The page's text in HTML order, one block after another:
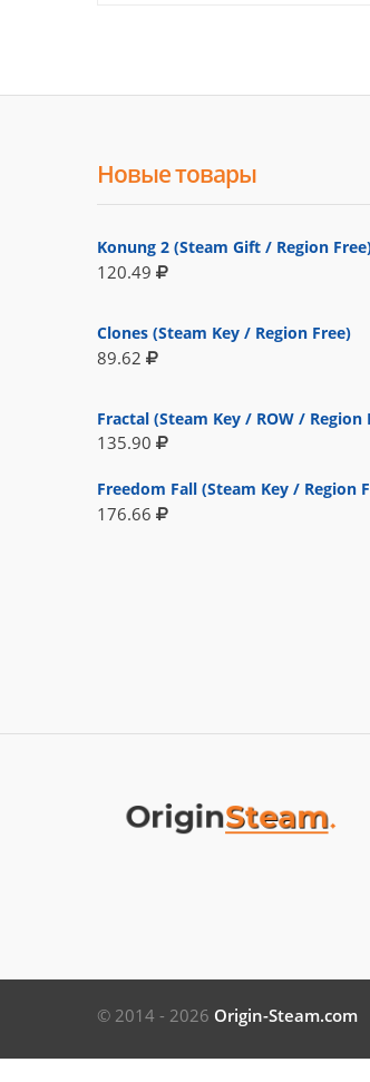
Новые товары
Konung 2 (Steam Gift / Region
120.49
Clones (Steam Key / Region Free)
89.62
Fractal (Steam Key / ROW / Region
135.90
Freedom Fall (Steam Key / Region
176.66
© 2014 - 2026 Origin-Steam.com